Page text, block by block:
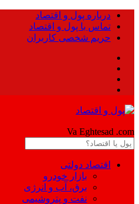
درباره پول و اقتصاد
تماس با پول و اقتصاد
حریم شخصی کاربران
Va Eghtesad .com
اقتصاد دولتی
بازار خودرو
برق، آب و انرژی
نفت و پتروشیمی